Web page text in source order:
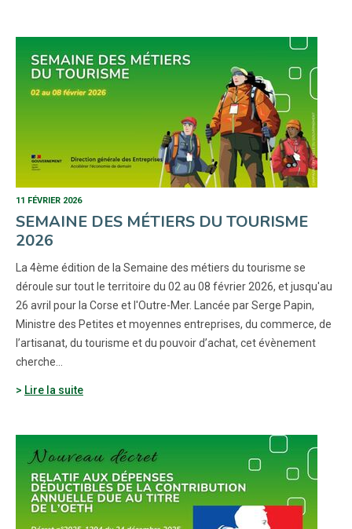
11 FÉVRIER 2026
SEMAINE DES MÉTIERS DU TOURISME
2026
La 4ème édition de la Semaine des métiers du tourisme se
déroule sur tout le territoire du 02 au 08 février 2026, et jusqu'au
26 avril pour la Corse et l'Outre-Mer. Lancée par Serge Papin,
Ministre des Petites et moyennes entreprises, du commerce, de
l’artisanat, du tourisme et du pouvoir d’achat, cet évènement
cherche…
Lire la suite